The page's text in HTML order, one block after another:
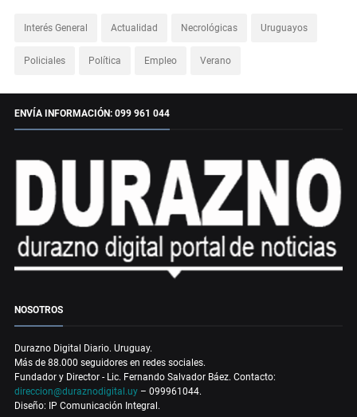
Interés General Actualidad Necrológicas Uruguayos
Policiales Política Empleo Verano
ENVÍA INFORMACIÓN: 099 961 044
NOSOTROS
Durazno Digital Diario. Uruguay.
Más de 88.000 seguidores en redes sociales.
Fundador y Director - Lic. Fernando Salvador Báez. Contacto:
direccion@duraznodigital.uy – 099961044.
Diseño: IP Comunicación Integral.